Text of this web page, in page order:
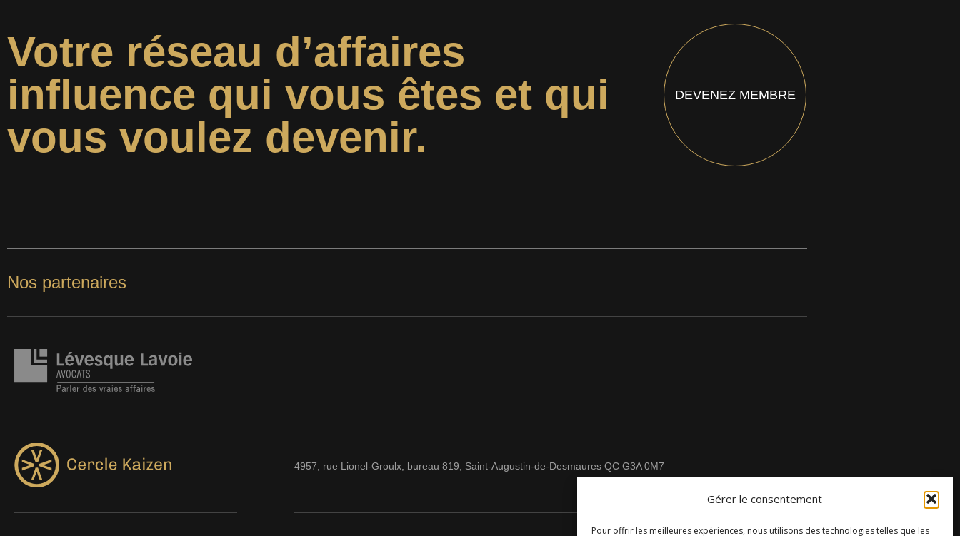
Gérer le consentement
Pour offrir les meilleures expériences, nous utilisons des technologies telles que les
Votre réseau d’affaires
influence qui vous êtes et qui
vous voulez devenir.
DEVENEZ MEMBRE
Nos partenaires
4957, rue Lionel-Groulx, bureau 819, Saint-Augustin-de-Desmaures QC G3A 0M7